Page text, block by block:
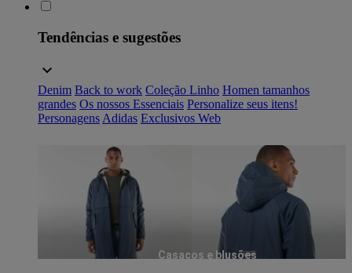
Tendências e sugestões
Denim Back to work Coleção Linho Homen tamanhos
grandes Os nossos Essenciais Personalize seus itens!
Personagens Adidas Exclusivos Web
Casacos e blusões